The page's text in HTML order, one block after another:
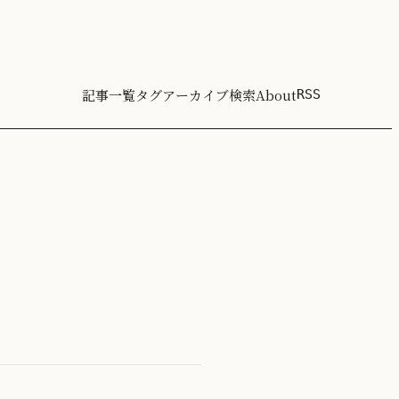
記事一覧タグアーカイブ検索AboutRSS